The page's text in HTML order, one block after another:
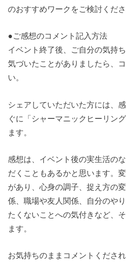
のおすすめワークをご検討くださ
●ご感想のコメント記入方法
イベント終了後、ご自分の気持
気づいたことがありましたら、
い。
シェアしていただいた方には、
ぐに「シャーマニックヒーリン
ます。
感想は、イベント後の実生活の
だくこともあるかと思います。
があり、心身の調子、捉え方の
係、職場や友人関係、自分のや
たくないことへの気付きなど、
ます。
お気持ちのままコメントくだされ